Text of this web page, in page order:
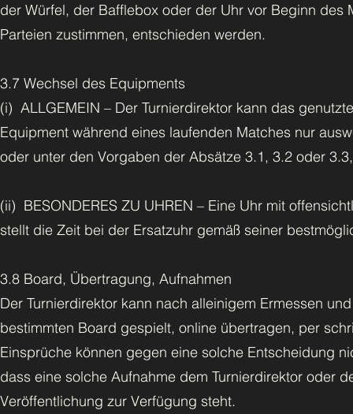
der Würfel, der Bafflebox oder der Uhr vor Beginn
Parteien zustimmen, entschieden werden.
3.7 Wechsel des Equipments
(i) ALLGEMEIN – Der Turnierdirektor kann das
Equipment während eines laufenden Matches nur
oder unter den Vorgaben der Absätze 3.1, 3.2 oder
(ii) BESONDERES ZU UHREN – Eine Uhr mit
stellt die Zeit bei der Ersatzuhr gemäß seiner
3.8 Board, Übertragung, Aufnahmen
Der Turnierdirektor kann nach alleinigem Ermessen
bestimmten Board gespielt, online übertragen, per
Einsprüche können gegen eine solche Entscheidung
dass eine solche Aufnahme dem Turnierdirektor oder
Veröffentlichung zur Verfügung steht.